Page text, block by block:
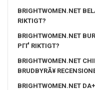
BRIGHTWOMEN.NET
RIKTIGT?
BRIGHTWOMEN.NET
PГҐ RIKTIGT?
BRIGHTWOMEN.NET
BRUDBYRÃ¥
BRIGHTWOMEN.NET